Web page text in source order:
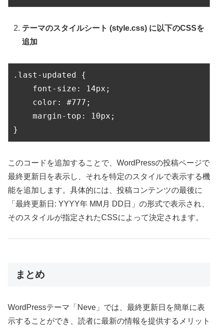
テーマのスタイルシート (style.css) に以下のCSSを
追加
.last-updated {
    font-size: 14px;
    color: #777;
    margin-top: 10px;
}
このコードを追加することで、WordPressの投稿ページで
最終更新日を表示し、それを特定のスタイルで表示する機
能を追加します。具体的には、投稿コンテンツの最後に
「最終更新日: YYYY年 MM月 DD日」の形式で表示され、
そのスタイルが指定されたCSSによって決定されます。
まとめ
WordPressテーマ「Neve」では、最終更新日を簡単に表
示することができ、読者に最新の情報を提供するメリット